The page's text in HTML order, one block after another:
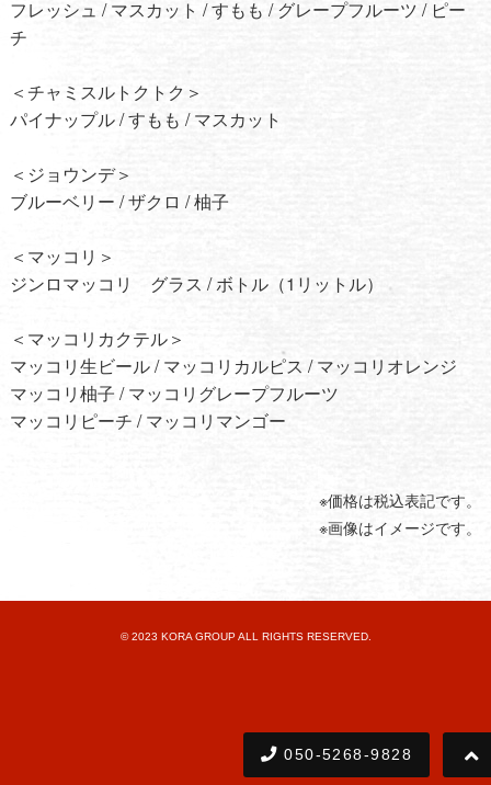
フレッシュ / マスカット / すもも / グレープフルーツ / ピー
チ
＜チャミスルトクトク＞
パイナップル / すもも / マスカット
＜ジョウンデ＞
ブルーベリー / ザクロ / 柚子
＜マッコリ＞
ジンロマッコリ グラス / ボトル（1リットル）
＜マッコリカクテル＞
マッコリ生ビール / マッコリカルピス / マッコリオレンジ
マッコリ柚子 / マッコリグレープフルーツ
マッコリピーチ / マッコリマンゴー
※価格は税込表記です。
※画像はイメージです。
050-5268-9828
© 2023 KORA GROUP ALL RIGHTS RESERVED.